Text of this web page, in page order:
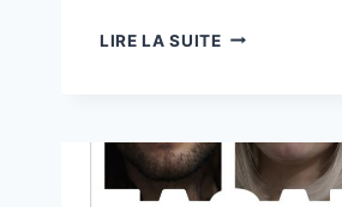
LIRE LA SUITEMICHELLAR,
SENTIMENTS
AVEC